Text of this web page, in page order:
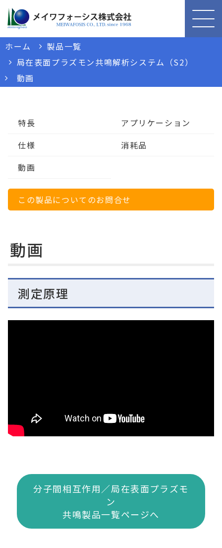
ホーム
製品一覧
局在表面プラズモン共鳴解析システム（S2）
動画
特長
アプリケーション
仕様
消耗品
動画
この製品についてのお問合せ
動画
測定原理
分子間相互作用／局在表面プラズモ
ン
共鳴製品一覧ページへ